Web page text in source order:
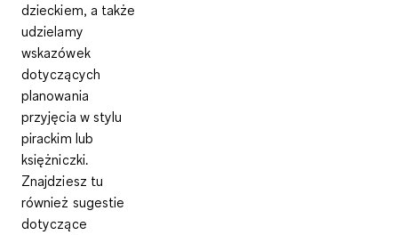
dzieckiem, a także
udzielamy
wskazówek
dotyczących
planowania
przyjęcia w stylu
pirackim lub
księżniczki.
Znajdziesz tu
również sugestie
dotyczące